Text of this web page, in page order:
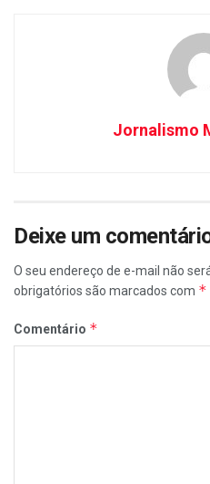
Jornalismo
Deixe um
O seu endereço de e-mail não
obrigatórios são marcados com *
Comentário *